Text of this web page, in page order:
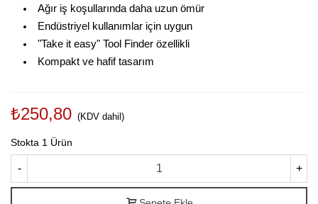
Ağır iş koşullarında daha uzun ömür
Endüstriyel kullanımlar için uygun
"Take it easy" Tool Finder özellikli
Kompakt ve hafif tasarım
₺250,80 (KDV dahil)
Stokta 1 Ürün
- +